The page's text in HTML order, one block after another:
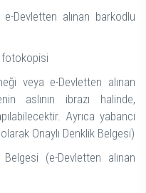
Devletten alınan barkodlu
fotokopisi
veya e-Devletten alınan
aslının ibrazı halinde,
Ayrıca yabancı
Onaylı Denklik Belgesi)
(e-Devletten alınan